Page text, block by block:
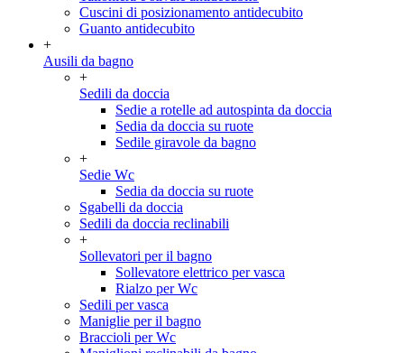
Cuscini di posizionamento antidecubito
Guanto antidecubito
+
Ausili da bagno
+
Sedili da doccia
Sedie a rotelle ad autospinta da doccia
Sedia da doccia su ruote
Sedile giravole da bagno
+
Sedie Wc
Sedia da doccia su ruote
Sgabelli da doccia
Sedili da doccia reclinabili
+
Sollevatori per il bagno
Sollevatore elettrico per vasca
Rialzo per Wc
Sedili per vasca
Maniglie per il bagno
Braccioli per Wc